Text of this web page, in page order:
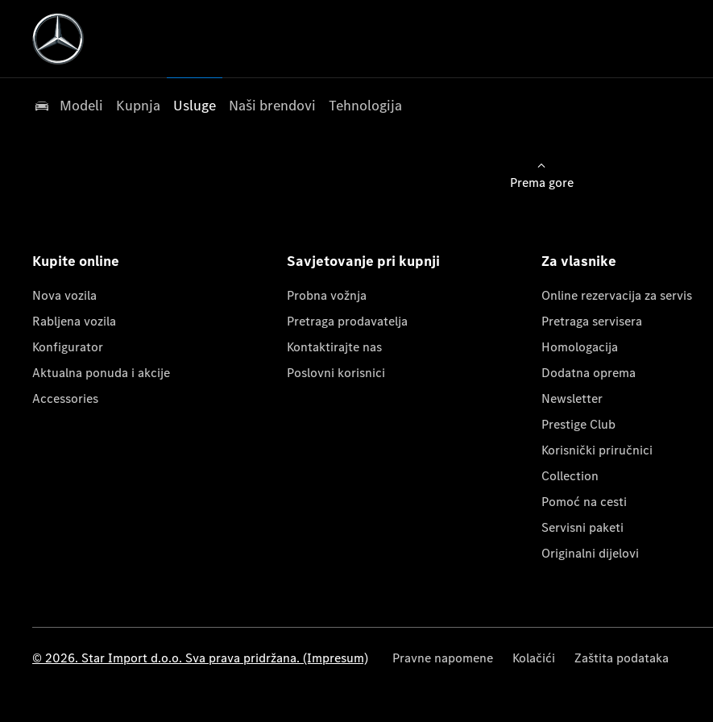
Modeli Kupnja Usluge Naši brendovi Tehnologija
Prema gore
Kupite online
Nova vozila
Rabljena vozila
Konfigurator
Aktualna ponuda i akcije
Accessories
Savjetovanje pri kupnji
Probna vožnja
Pretraga prodavatelja
Kontaktirajte nas
Poslovni korisnici
Za vlasnike
Online rezervacija za servis
Pretraga servisera
Homologacija
Dodatna oprema
Newsletter
Prestige Club
Korisnički priručnici
Collection
Pomoć na cesti
Servisni paketi
Originalni dijelovi
© 2026. Star Import d.o.o. Sva prava pridržana. (Impresum) Pravne napomene Kolačići Zaštita podataka